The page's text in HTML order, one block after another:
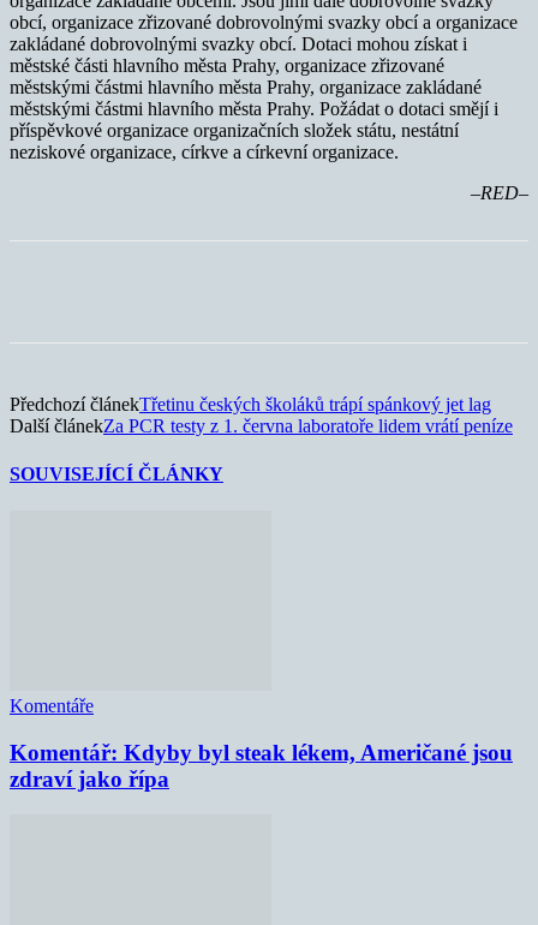
obcí, organizace zřizované dobrovolnými svazky obcí a organizace
zakládané dobrovolnými svazky obcí. Dotaci mohou získat i
městské části hlavního města Prahy, organizace zřizované
městskými částmi hlavního města Prahy, organizace zakládané
městskými částmi hlavního města Prahy. Požádat o dotaci smějí i
příspěvkové organizace organizačních složek státu, nestátní
neziskové organizace, církve a církevní organizace.
–RED–
Předchozí článekTřetinu českých školáků trápí spánkový jet lag
Další článekZa PCR testy z 1. června laboratoře lidem vrátí peníze
SOUVISEJÍCÍ ČLÁNKY
Komentáře
Komentář: Kdyby byl steak lékem, Američané jsou
zdraví jako řípa